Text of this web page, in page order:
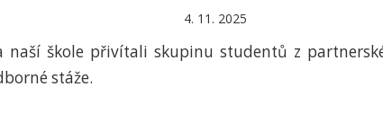
4. 11. 2025
naší škole přivítali skupinu studentů z
stáže.